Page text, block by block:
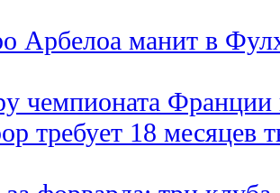
Арбелоа манит в
чемпионата Франции
требует 18 месяцев